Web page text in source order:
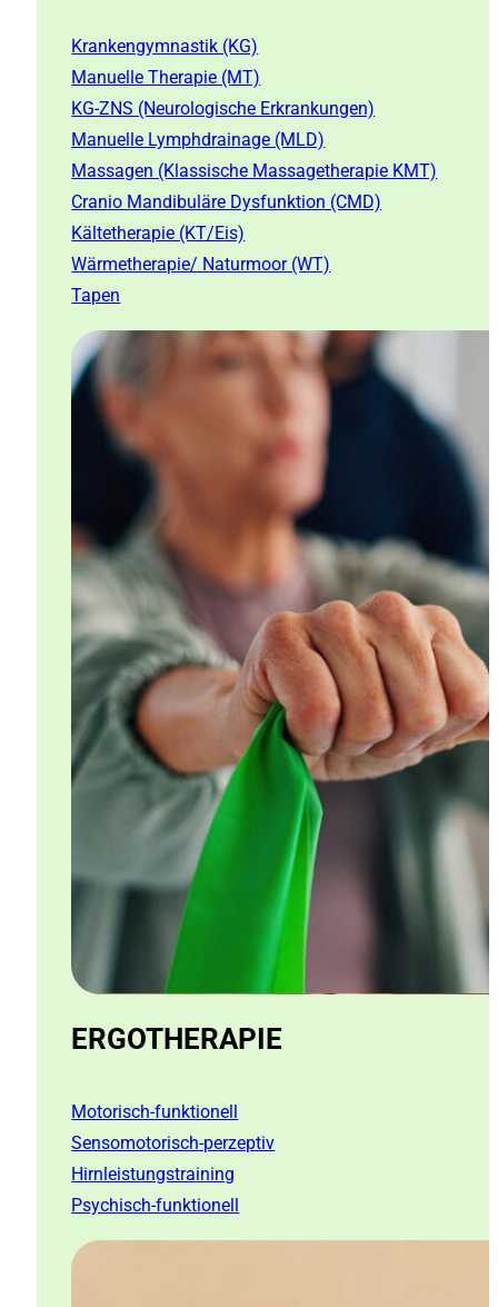
Krankengymnastik (KG)
Manuelle Therapie (MT)
KG-ZNS (Neurologische Erkrankungen)
Manuelle Lymphdrainage (MLD)
Massagen (Klassische Massagetherapie KMT)
Cranio Mandibuläre Dysfunktion (CMD)
Kältetherapie (KT/Eis)
Wärmetherapie/ Naturmoor (WT)
Tapen
ERGOTHERAPIE
Motorisch-funktionell
Sensomotorisch-perzeptiv
Hirnleistungstraining
Psychisch-funktionell